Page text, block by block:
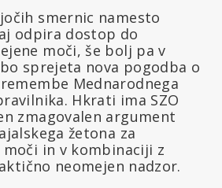
smernic namesto
odpira dostop do
moči, še bolj pa v
sprejeta nova pogodba o
Mednarodnega
Hkrati ima SZO
zmagovalen argument
žetona za
moči in v kombinaciji z
neomejen nadzor.